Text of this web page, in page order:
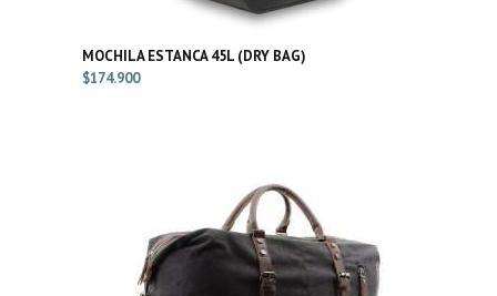
MOCHILA ESTANCA 45L (DRY BAG)
$174.900